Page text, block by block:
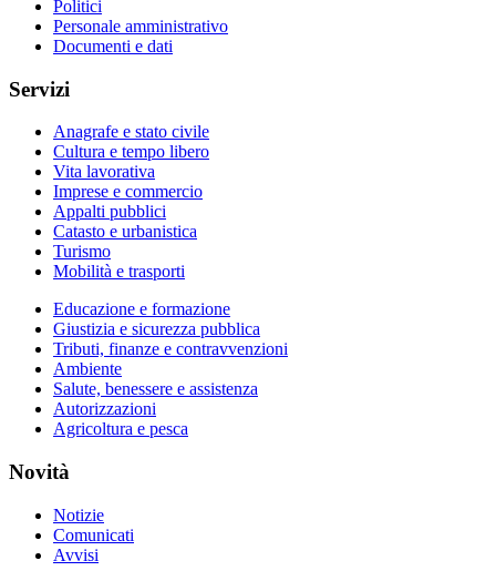
Politici
Personale amministrativo
Documenti e dati
Servizi
Anagrafe e stato civile
Cultura e tempo libero
Vita lavorativa
Imprese e commercio
Appalti pubblici
Catasto e urbanistica
Turismo
Mobilità e trasporti
Educazione e formazione
Giustizia e sicurezza pubblica
Tributi, finanze e contravvenzioni
Ambiente
Salute, benessere e assistenza
Autorizzazioni
Agricoltura e pesca
Novità
Notizie
Comunicati
Avvisi